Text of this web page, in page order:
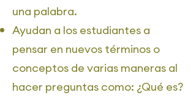
una palabra.
Ayudan a los estudiantes a
pensar en nuevos términos o
conceptos de varias maneras al
hacer preguntas como: ¿Qué es?